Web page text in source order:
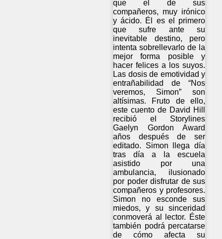
que el de sus
compañeros, muy irónico
y ácido. Él es el primero
que sufre ante su
inevitable destino, pero
intenta sobrellevarlo de la
mejor forma posible y
hacer felices a los suyos.
Las dosis de emotividad y
entrañabilidad de “Nos
veremos, Simon” son
altísimas. Fruto de ello,
este cuento de David Hill
recibió el Storylines
Gaelyn Gordon Award
años después de ser
editado. Simon llega día
tras día a la escuela
asistido por una
ambulancia, ilusionado
por poder disfrutar de sus
compañeros y profesores.
Simon no esconde sus
miedos, y su sinceridad
conmoverá al lector. Éste
también podrá percatarse
de cómo afecta su